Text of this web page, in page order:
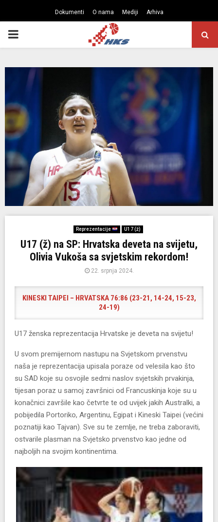
Dokumenti O nama Mediji Arhiva
PRIMARY
Reprezentacije U17 (ž)
U17 (ž) na SP: Hrvatska deveta na svijetu,
Olivia Vukoša sa svjetskim rekordom!
22. srpnja 2024.
KINESKI TAIPEI – HRVATSKA 76:86 (23-21, 14-24, 15-23,
24-19)
U17 ženska reprezentacija Hrvatske je deveta na svijetu!
U svom premijernom nastupu na Svjetskom prvenstvu
naša je reprezentacija upisala poraze od velesila kao što
su SAD koje su osvojile sedmi naslov svjetskih prvakinja,
tijesan poraz u samoj završnici od Francuskinja koje su u
konačnici završile kao četvrte te od uvijek jakih Australki, a
pobijedila Portoriko, Argentinu, Egipat i Kineski Taipei (većini
poznatiji kao Tajvan). Sve su te zemlje, ne treba zaboraviti,
ostvarile plasman na Svjetsko prvenstvo kao jedne od
najboljih na svojim kontinentima.